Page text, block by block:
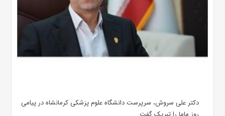
دکتر علی سروش، سرپرست دانشگاه علوم پزشکی کرمانشاه در پیامی